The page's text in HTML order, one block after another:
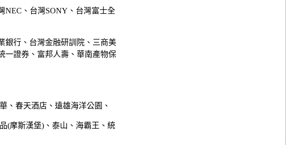
NEC、台灣SONY、台灣富士全
銀行、台灣金融研訓院、三商美
一證券、富邦人壽、華南產物保
、春天酒店、遠雄海洋公園、
(摩斯漢堡)、泰山、海霸王、統